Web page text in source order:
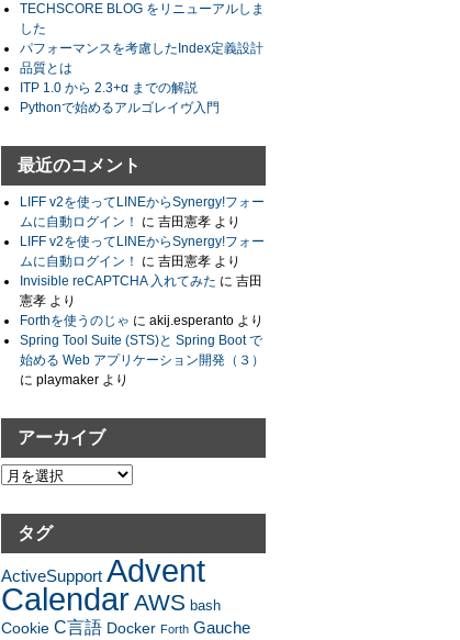
TECHSCORE BLOG をリニューアルしま
した
パフォーマンスを考慮したIndex定義設計
品質とは
ITP 1.0 から 2.3+α までの解説
Pythonで始めるアルゴレイヴ入門
最近のコメント
LIFF v2を使ってLINEからSynergy!フォー
ムに自動ログイン！
に吉田憲孝 より
LIFF v2を使ってLINEからSynergy!フォー
ムに自動ログイン！
に吉田憲孝 より
Invisible reCAPTCHA 入れてみた に吉田
憲孝 より
Forthを使うのじゃ にakij.esperanto より
Spring Tool Suite (STS)と Spring Boot で
始める Web アプリケーション開発（３）
にplaymaker より
アーカイブ
ア
カ
タグ
ActiveSupport Advent
CalendarAWS bash
Cookie C言語 Docker Forth Gauche